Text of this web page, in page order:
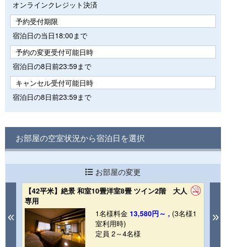
オンラインクレジット決済
予約受付期限
宿泊日の当日18:00まで
予約の変更受付可能日時
宿泊日の8日前23:59まで
キャンセル受付可能日時
宿泊日の8日前23:59まで
お部屋の空室状況から宿泊日を選択
お部屋の変更
Previous
【42平米】絶景 和室10畳洋室8畳 ツイン2階 大人
専用
1名様料金 13,580円～ , (3名様1
室利用時)
定員 2～4名様